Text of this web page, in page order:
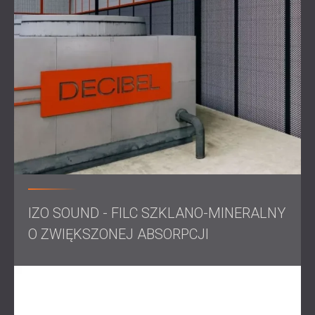
Instalacja obejmowała barierę dźwiękową
zaprojektowaną w celu przeciwdziałania hałasowi
produkcyjnemu, wykorzystującą gęste materiały w celu
maksymalnego tłumienia hałasu. To podejście było
kluczowe dla osiągnięcia wyjątkowo niskiego progu
hałasu, zapewniając, że wszystkie testy w kabinie można
było przeprowadzić z minimalnymi zakłóceniami.
Wynik
Po interwencji DECIBEL poziom hałasu tła w kabinie
pomiarowej odniesienia został pomyślnie zredukowany
do 14,5 dB, co przekroczyło wymagania ABB. Nowo
pomiary hałasu i wspierając wysokie standardy ABB w
zakresie testowania i zapewnienia jakości. To rozwiązanie
w zakresie redukcji hałasu zoptymalizowało proces
niezawodność operacji ABB.
IZO SOUND - FILC SZKLANO-MINERALNY
O ZWIĘKSZONEJ ABSORPCJI